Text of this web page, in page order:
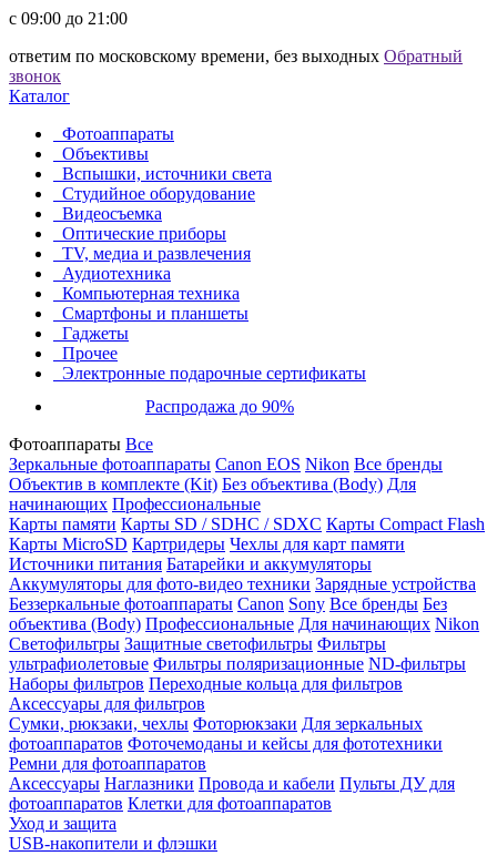
c 09:00 до 21:00
ответим по московскому времени, без выходных Обратный
звонок
Каталог
Фотоаппараты
Объективы
Вспышки, источники света
Студийное оборудование
Видеосъемка
Оптические приборы
TV, медиа и развлечения
Аудиотехника
Компьютерная техника
Смартфоны и планшеты
Гаджеты
Прочее
Электронные подарочные сертификаты
Распродажа до 90%
Фотоаппараты Все
Зеркальные фотоаппараты Canon EOS Nikon Все бренды
Объектив в комплекте (Kit) Без объектива (Body) Для
начинающих Профессиональные
Карты памяти Карты SD / SDHC / SDXC Карты Compact Flash
Карты MicroSD Картридеры Чехлы для карт памяти
Источники питания Батарейки и аккумуляторы
Аккумуляторы для фото-видео техники Зарядные устройства
Беззеркальные фотоаппараты Canon Sony Все бренды Без
объектива (Body) Профессиональные Для начинающих Nikon
Светофильтры Защитные светофильтры Фильтры
ультрафиолетовые Фильтры поляризационные ND-фильтры
Наборы фильтров Переходные кольца для фильтров
Аксессуары для фильтров
Сумки, рюкзаки, чехлы Фоторюкзаки Для зеркальных
фотоаппаратов Фоточемоданы и кейсы для фототехники
Ремни для фотоаппаратов
Аксессуары Наглазники Провода и кабели Пульты ДУ для
фотоаппаратов Клетки для фотоаппаратов
Уход и защита
USB-накопители и флэшки